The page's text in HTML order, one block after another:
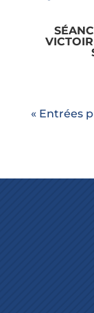
« Entrées